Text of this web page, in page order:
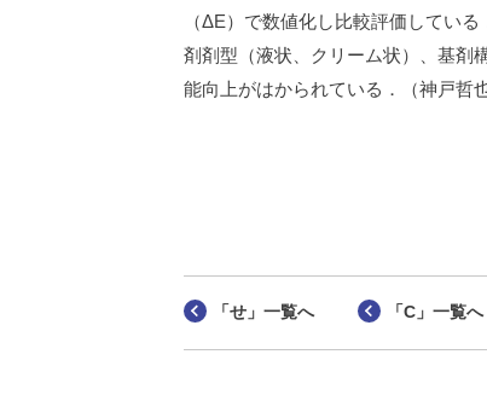
（ΔE）で数値化し比較評価してい
剤剤型（液状、クリーム状）、基剤
能向上がはかられている．（神戸哲也
「せ」一覧へ 「C」一覧へ